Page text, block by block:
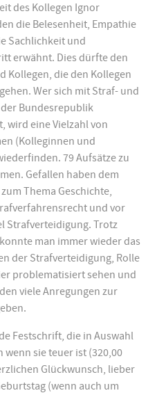
des Kollegen Ignor
die Belesenheit, Empathie
Sachlichkeit und
erwähnt. Dies dürfte den
Kollegen, die den Kollegen
Wer sich mit Straf- und
Bundesrepublik
wird eine Vielzahl von
(Kolleginnen und
79 Aufsätze zu
Gefallen haben dem
Thema Geschichte,
und vor
Strafverteidigung. Trotz
man immer wieder das
der Strafverteidigung, Rolle
problematisiert sehen und
viele Anregungen zur
Festschrift, die in Auswahl
wenn sie teuer ist (320,00
Glückwunsch, lieber
(wenn auch um